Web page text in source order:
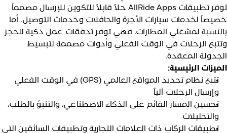
توفر تطبيقات AllRide Apps حلاً قابلاً للتكوين للإرسال مصمماً
لخدمات سيارات الأجرة والحافلات وخدمات التوصيل. أما
لمشغلي المطارات، فهي توفر تدفقات عمل ذكية للحجز
الرحلات في الوقت الفعلي وأدوات مصممة لتبسيط
المعقدة.
الرئيسية:
تتبع نظام تحديد المواقع العالمي (GPS) في الوقت الفعلي
وإرسال الرحلات آلياً
تحسين المسار القائم على الذكاء الاصطناعي، والتنبؤ بالطلب،
والتحليلات
تطبيقات الركاب ذات العلامات التجارية وتطبيقات السائقين التي